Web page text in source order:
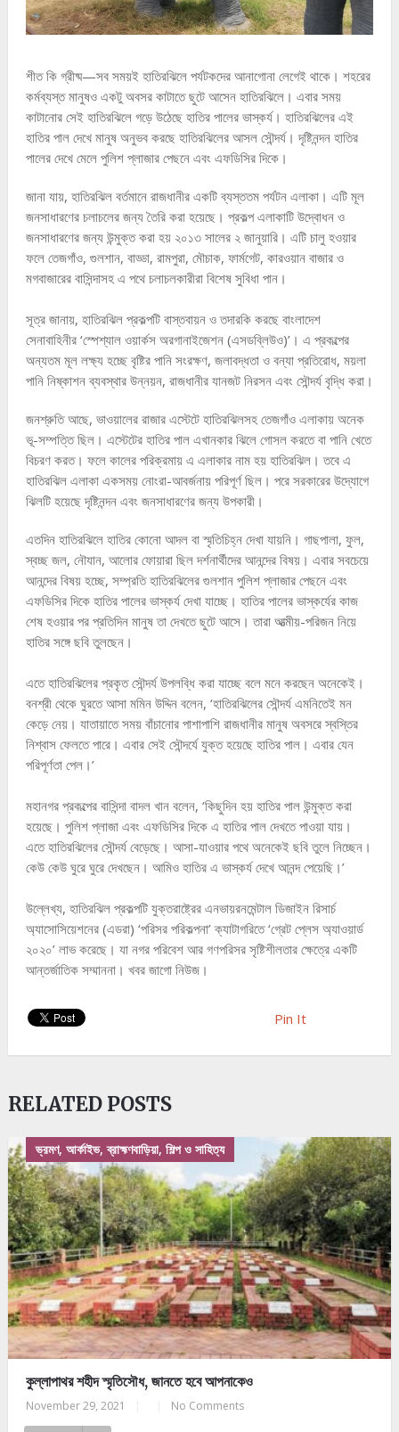
শীত কি গ্রীষ্ম—সব সময়ই হাতিরঝিলে পর্যটকদের আনাগোনা লেগেই থাকে। শহরের
কর্মব্যস্ত মানুষও একটু অবসর কাটাতে ছুটে আসেন হাতিরঝিলে। এবার সময়
কাটানোর সেই হাতিরঝিলে গড়ে উঠেছে হাতির পালের ভাস্কর্য। হাতিরঝিলের এই
হাতির পাল দেখে মানুষ অনুভব করছে হাতিরঝিলের আসল সৌন্দর্য। দৃষ্টিনন্দন হাতির
পালের দেখে মেলে পুলিশ প্লাজার পেছনে এবং এফডিসির দিকে।
জানা যায়, হাতিরঝিল বর্তমানে রাজধানীর একটি ব্যস্ততম পর্যটন এলাকা। এটি মূল
জনসাধারণের চলাচলের জন্য তৈরি করা হয়েছে। প্রকল্প এলাকাটি উদ্বোধন ও
জনসাধারণের জন্য উন্মুক্ত করা হয় ২০১৩ সালের ২ জানুয়ারি। এটি চালু হওয়ার
ফলে তেজগাঁও, গুলশান, বাড্ডা, রামপুরা, মৌচাক, ফার্মগেট, কারওয়ান বাজার ও
মগবাজারের বাসিন্দাসহ এ পথে চলাচলকারীরা বিশেষ সুবিধা পান।
সূত্র জানায়, হাতিরঝিল প্রকল্পটি বাস্তবায়ন ও তদারকি করছে বাংলাদেশ
সেনাবাহিনীর ‘স্পেশ্যাল ওয়ার্কস অরগানাইজেশন (এসডব্লিউও)’। এ প্রকল্পের
অন্যতম মূল লক্ষ্য হচ্ছে বৃষ্টির পানি সংরক্ষণ, জলাবদ্ধতা ও বন্যা প্রতিরোধ, ময়লা
পানি নিষ্কাশন ব্যবস্থার উন্নয়ন, রাজধানীর যানজট নিরসন এবং সৌন্দর্য বৃদ্ধি করা।
জনশ্রুতি আছে, ভাওয়ালের রাজার এস্টেটে হাতিরঝিলসহ তেজগাঁও এলাকায় অনেক
ভূ-সম্পত্তি ছিল। এস্টেটের হাতির পাল এখানকার ঝিলে গোসল করতে বা পানি খেতে
বিচরণ করত। ফলে কালের পরিক্রমায় এ এলাকার নাম হয় হাতিরঝিল। তবে এ
হাতিরঝিল এলাকা একসময় নোংরা-আবর্জনায় পরিপূর্ণ ছিল। পরে সরকারের উদ্যোগে
ঝিলটি হয়েছে দৃষ্টিনন্দন এবং জনসাধারণের জন্য উপকারী।
এতদিন হাতিরঝিলে হাতির কোনো আদল বা স্মৃতিচিহ্ন দেখা যায়নি। গাছপালা, ফুল,
স্বচ্ছ জল, নৌযান, আলোর ফোয়ারা ছিল দর্শনার্থীদের আনন্দের বিষয়। এবার সবচেয়ে
আনন্দের বিষয় হচ্ছে, সম্প্রতি হাতিরঝিলের গুলশান পুলিশ প্লাজার পেছনে এবং
এফডিসির দিকে হাতির পালের ভাস্কর্য দেখা যাচ্ছে। হাতির পালের ভাস্কর্যের কাজ
শেষ হওয়ার পর প্রতিদিন মানুষ তা দেখতে ছুটে আসে। তারা আত্মীয়-পরিজন নিয়ে
হাতির সঙ্গে ছবি তুলছেন।
এতে হাতিরঝিলের প্রকৃত সৌন্দর্য উপলব্ধি করা যাচ্ছে বলে মনে করছেন অনেকেই।
বনশ্রী থেকে ঘুরতে আসা মমিন উদ্দিন বলেন, ‘হাতিরঝিলের সৌন্দর্য এমনিতেই মন
কেড়ে নেয়। যাতায়াতে সময় বাঁচানোর পাশাপাশি রাজধানীর মানুষ অবসরে স্বস্তির
নিশ্বাস ফেলতে পারে। এবার সেই সৌন্দর্যে যুক্ত হয়েছে হাতির পাল। এবার যেন
পরিপূর্ণতা পেল।’
মহানগর প্রকল্পের বাসিন্দা বাদল খান বলেন, ‘কিছুদিন হয় হাতির পাল উন্মুক্ত করা
হয়েছে। পুলিশ প্লাজা এবং এফডিসির দিকে এ হাতির পাল দেখতে পাওয়া যায়।
এতে হাতিরঝিলের সৌন্দর্য বেড়েছে। আসা-যাওয়ার পথে অনেকেই ছবি তুলে নিচ্ছেন।
কেউ কেউ ঘুরে ঘুরে দেখছেন। আমিও হাতির এ ভাস্কর্য দেখে আনন্দ পেয়েছি।’
উল্লেখ্য, হাতিরঝিল প্রকল্পটি যুক্তরাষ্ট্রের এনভায়রনমেন্টাল ডিজাইন রিসার্চ
অ্যাসোসিয়েশনের (এডরা) ‘পরিসর পরিকল্পনা’ ক্যাটাগরিতে ‘গ্রেট প্লেস অ্যাওয়ার্ড
২০২০’ লাভ করেছে। যা নগর পরিবেশ আর গণপরিসর সৃষ্টিশীলতার ক্ষেত্রে একটি
আন্তর্জাতিক সম্মাননা। খবর জাগো নিউজ।
Pin It
RELATED POSTS
ভ্রমণ, আর্কাইভ, ব্রাহ্মণবাড়িয়া, শিল্প ও সাহিত্য
কুল্লাপাথর শহীদ স্মৃতিসৌধ, জানতে হবে আপনাকেও
November 29, 2021 No Comments